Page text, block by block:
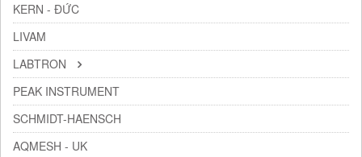
KERN - ĐỨC
LIVAM
LABTRON
PEAK INSTRUMENT
SCHMIDT-HAENSCH
AQMESH - UK